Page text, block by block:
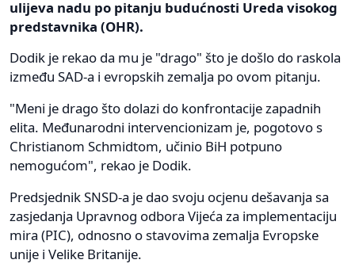
ulijeva nadu po pitanju budućnosti Ureda visokog
predstavnika (OHR).
Dodik je rekao da mu je "drago" što je došlo do raskola
između SAD-a i evropskih zemalja po ovom pitanju.
"Meni je drago što dolazi do konfrontacije zapadnih
elita. Međunarodni intervencionizam je, pogotovo s
Christianom Schmidtom, učinio BiH potpuno
nemogućom", rekao je Dodik.
Predsjednik SNSD-a je dao svoju ocjenu dešavanja sa
zasjedanja Upravnog odbora Vijeća za implementaciju
mira (PIC), odnosno o stavovima zemalja Evropske
unije i Velike Britanije.